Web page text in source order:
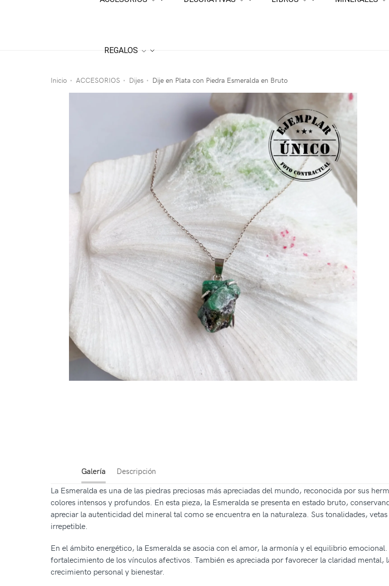
REGALOS
Inicio • ACCESORIOS • Dijes • Dije en Plata con Piedra Esmeralda en Bruto
Galería Descripción
La Esmeralda es una de las piedras preciosas más apreciadas del mundo, reconocida por sus
colores intensos y profundos. En esta pieza, la Esmeralda se presenta en estado bruto,
apreciar la autenticidad del mineral tal como se encuentra en la naturaleza. Sus tonalidades,
irrepetible.
En el ámbito energético, la Esmeralda se asocia con el amor, la armonía y el equilibrio
fortalecimiento de los vínculos afectivos. También es apreciada por favorecer la claridad
crecimiento personal y bienestar.